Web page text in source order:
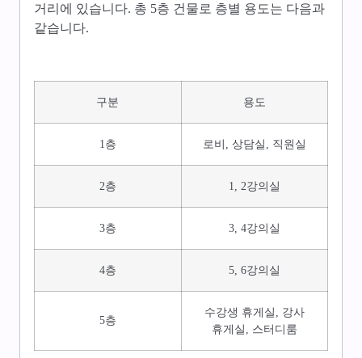
거리에 있습니다. 총 5층 건물로 층별 용도는 다음과
같습니다.
구분 용도
1층 로비, 상담실, 직원실
2층 1, 2강의실
3층 3, 4강의실
4층 5, 6강의실
5층
수강생 휴게실, 강사
휴게실, 스터디룸